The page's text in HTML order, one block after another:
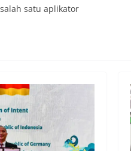
satu aplikator